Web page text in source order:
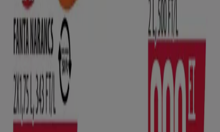
Hiper-Szupermarketek kategóriájú
katalogusok Győr városában
Szórólapok és legjobb ajánlatok
Győr városban